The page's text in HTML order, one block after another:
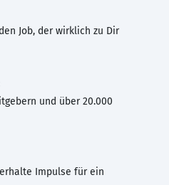
Job, der wirklich zu Dir
und über 20.000
Impulse für ein